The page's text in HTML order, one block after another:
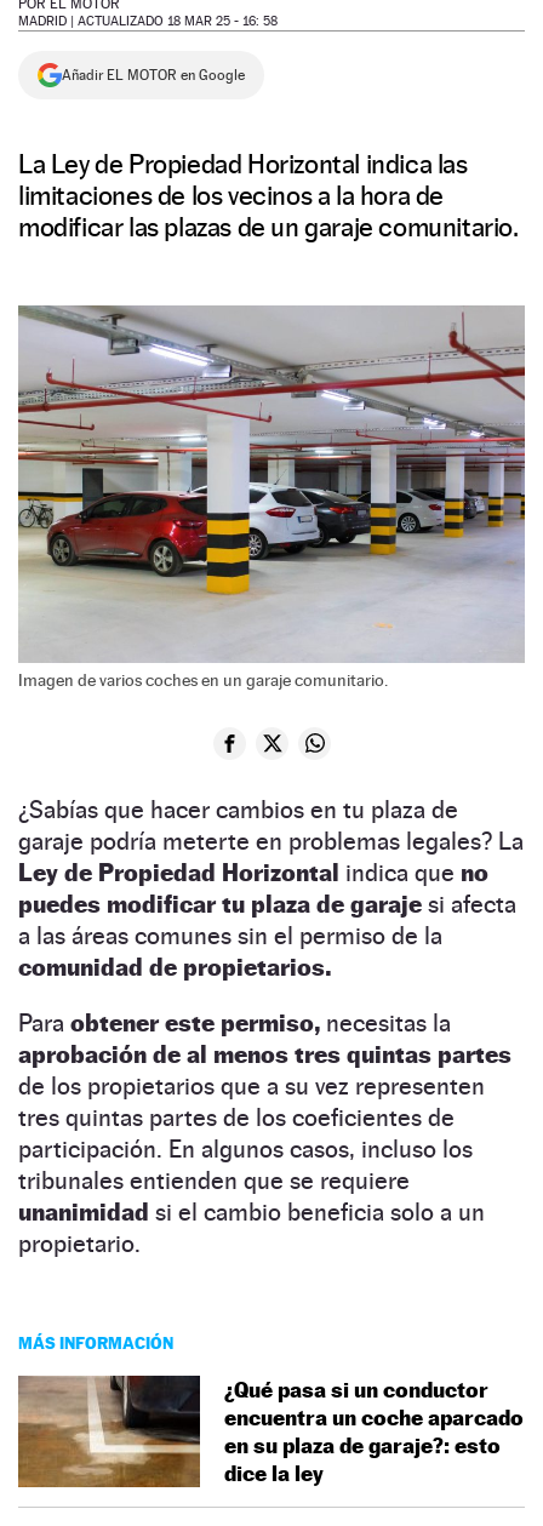
NEWSLETTER
POR EL MOTOR
MADRID | ACTUALIZADO 18 MAR 25 - 16: 58
Añadir EL MOTOR en Google
La Ley de Propiedad Horizontal indica las
limitaciones de los vecinos a la hora de
modificar las plazas de un garaje comunitario.
Imagen de varios coches en un garaje comunitario.
¿Sabías que hacer cambios en tu plaza de
garaje podría meterte en problemas legales? La
Ley de Propiedad Horizontal indica que no
puedes modificar tu plaza de garaje si afecta
a las áreas comunes sin el permiso de la
comunidad de propietarios.
Para obtener este permiso, necesitas la
aprobación de al menos tres quintas partes
de los propietarios que a su vez representen
tres quintas partes de los coeficientes de
participación. En algunos casos, incluso los
tribunales entienden que se requiere
unanimidad si el cambio beneficia solo a un
propietario.
MÁS INFORMACIÓN
¿Qué pasa si un conductor
encuentra un coche aparcado
en su plaza de garaje?: esto
dice la ley